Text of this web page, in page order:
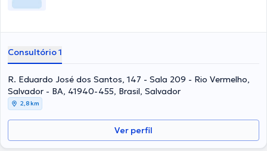
Consultório 1
R. Eduardo José dos Santos, 147 - Sala 209 - Rio Vermelho,
Salvador - BA, 41940-455, Brasil, Salvador
2,8 km
Ver perfil